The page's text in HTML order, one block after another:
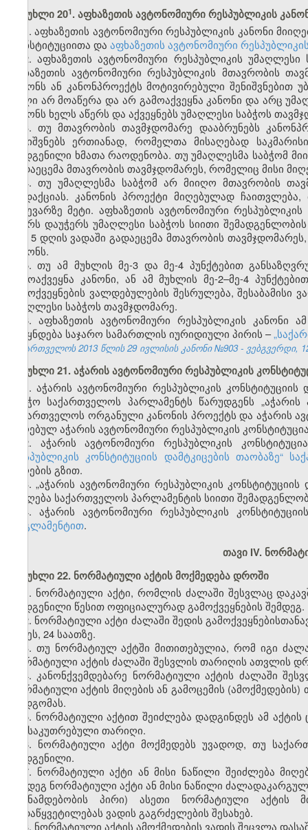
მუხლი 20​1. აფხაზეთის ავტონომიური რესპუბლიკის
1. აფხაზეთის ავტონომიური რესპუბლიკის კანონი
კონსტიტუციითა და აფხაზეთის ავტონომიური
2. აფხაზეთის ავტონომიური რესპუბლიკის
აფხაზეთის ავტონომიური რესპუბლიკის მთავრობის
კანონს ან კანონპროექტს მოტივირებული
ხელი არ მოაწერა და არ გამოაქვეყნა კანონი და არც
კანონს ხელს აწერს და აქვეყნებს უმაღლესი საბჭოს
3. თუ მთავრობის თავმჯდომარე დააბრუნებს
შენიშვნებს ერთიანად, რომელთა მისაღებად
დადგენილი ხმათა რაოდენობა. თუ უმაღლესმა საბჭომ
გადაეცემა მთავრობის თავმჯდომარეს, რომელიც მისი
4. თუ უმაღლესმა საბჭომ არ მიიღო მთავრობის
რედაქციას. კანონის პროექტი მიღებულად
ნახევარზე მეტი. აფხაზეთის ავტონომიური
მხარს დაუჭერს უმაღლესი საბჭოს სიითი
იგი 5 დღის ვადაში გადაეცემა მთავრობის
კანონს.
5. თუ ამ მუხლის მე-3 და მე-4 პუნქტებით
გამოაქვეყნა კანონი, ან ამ მუხლის მე-2–მე-4
გამოქვეყნების ვალდებულების შესრულება,
უმაღლესი საბჭოს თავმჯდომარე.
6. აფხაზეთის ავტონომიური რესპუბლიკის
ქვეყნდება საჯარო სამართლის იურიდიული პირის –
საქართველოს 2013 წლის 29 ივლისის კანონი №903 - ვებგვერდი,
მუხლი 21. აჭარის ავტონომიური რესპუბლიკის
1. აჭარის ავტონომიური რესპუბლიკის
საბჭო საქართველოს პარლამენტს წარუდგენს
საქართველოს ორგანული კანონის პროექტს და აჭარის
მიღებულ აჭარის ავტონომიური რესპუბლიკის
2. აჭარის ავტონომიური რესპუბლიკის
რესპუბლიკის კონსტიტუციის დამტკიცების თაობაზე“
მიღების გზით.
3. „აჭარის ავტონომიური რესპუბლიკის
მიიღება საქართველოს პარლამენტის სიითი
4. აჭარის ავტონომიური რესპუბლიკის
რეგლამენტით.
თავი IV.
მუხლი 22. ნორმატიული აქტის მოქმედება დროში
1. ნორმატიული აქტი, რომლის ძალაში შესვლაც
დადგენილი წესით ოფიციალურად გამოქვეყნების შემდეგ.
2. ნორმატიული აქტი ძალაში შედის
დღეს, 24 საათზე.
3. თუ ნორმატიულ აქტში მითითებულია, რომ იგი
ნორმატიული აქტის ძალაში შესვლის თარიღის ათვლის
4. კანონქვემდებარე ნორმატიული აქტის ძალაში
ნორმატიული აქტის მიღების ან გამოცემის
დადგომას.
5. ნორმატიული აქტით შეიძლება დადგინდეს ამ
განსაკუთრებული თარიღი.
6. ნორმატიული აქტი მოქმედებს უვადოდ, თუ
დადგენილი.
7. ნორმატიული აქტი ან მისი ნაწილი შეიძლება
შემდეგ ნორმატიული აქტი ან მისი ნაწილი
(თანამდებობის პირი) ასეთი ნორმატიული აქტის
გადაწყვეტილებას ვადის გაგრძელების შესახებ.
8. ნორმატიული აქტის ამოქმედების ვადის შეცვლა